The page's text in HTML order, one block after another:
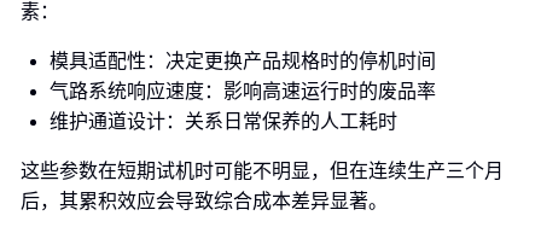
素：
模具适配性：决定更换产品规格时的停机时间
气路系统响应速度：影响高速运行时的废品率
维护通道设计：关系日常保养的人工耗时
这些参数在短期试机时可能不明显，但在连续生产三个月
后，其累积效应会导致综合成本差异显著。